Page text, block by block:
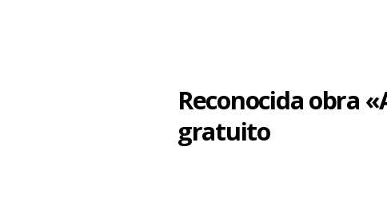
Reconocida obra
gratuito